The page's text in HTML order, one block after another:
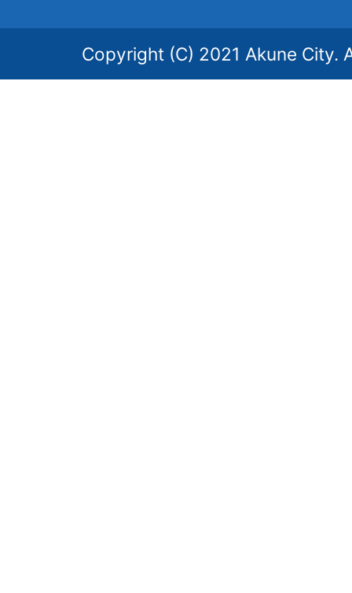
Copyright (C) 2021 Akune City.